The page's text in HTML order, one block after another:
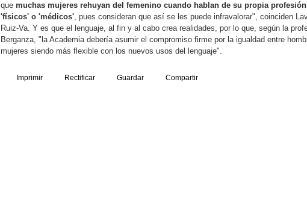
que muchas mujeres rehuyan del femenino cuando hablan de su propia
'físicos' o 'médicos', pues consideran que así se les puede infravalorar", coinciden
Ruiz-Va. Y es que el lenguaje, al fin y al cabo crea realidades, por lo que, según la
Berganza, "la Academia debería asumir el compromiso firme por la igualdad entre
mujeres siendo más flexible con los nuevos usos del lenguaje".
Imprimir Rectificar Guardar Compartir